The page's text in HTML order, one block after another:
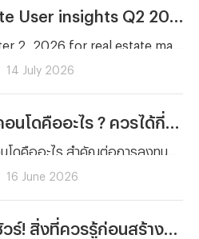
14 July 2026
16 June 2026